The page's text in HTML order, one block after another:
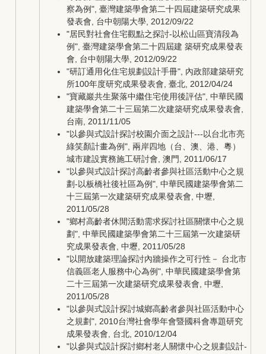
察為例", 臺灣建築學會第二十四屆建築研究成果
發表會, 台中朝陽大學, 2012/09/22
"居民對社會住宅觀點之探討-以松山區寶清段為
例", 臺灣建築學會第二十四屆建 築研究成果發表
會, 台中朝陽大學, 2012/09/22
"研訂通用化住宅規劃設計手冊", 內政部建築研究
所100年度研究成果發表會, 臺北, 2012/04/24
"寶藏巖共生聚落中繼住宅使用後評估", 中華民國
建築學會第二十三屆第二次建築研究成果發表會,
台南, 2011/11/05
"以參與式設計探討校園介面之設計---以台北市亮
綠笑顏計畫為例", 兩岸四地（台、澳、港、粵）
城市建設實務施工研討會, 澳門, 2011/06/17
"以參與式設計探討高齡者參與社區活動中心之規
劃-以板橋社後社區為例", 中華民國建築學會第二
十三屆第一次建築研究成果發表會, 中壢,
2011/05/28
"鄉村高齡者休閒活動需求探討社區關懷中心之規
劃", 中華民國建築學會第二十三屆第一次建築研
究成果發表會, 中壢, 2011/05/28
"以開放建築理論探討內牆操作之可行性－ 台北市
信義區老人服務中心為例", 中華民國建築學會第
二十三屆第一次建築研究成果發表會, 中壢,
2011/05/28
"以參與式設計探討城鄉高齡者參與社區活動中心
之規劃", 2010台灣社會學年會暨國科會專題研究
成果發表會, 台北, 2010/12/04
"以參與式設計探討鄉村老人關懷中心之規劃設計-